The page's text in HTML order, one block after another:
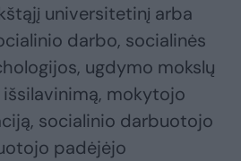
universitetinį arba
darbo, socialinės
ugdymo mokslų
mokytojo
socialinio darbuotojo
padėjėjo